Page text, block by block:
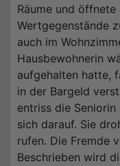
Räume und
Wertgegenstände
auch im
Hausbewohnerin
aufgehalten hatte,
in der Bargeld
entriss die
sich darauf. Sie
rufen. Die Fremde
Beschrieben wird